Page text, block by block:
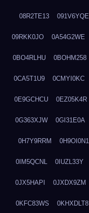
08R2TE13 091V6YQE
09RKK0JO 0A54G2WE
0BO4RLHU 0BOHM258
0CA5T1U9 0CMYI0KC
0E9GCHCU 0EZ05K4R
0G363XJW 0GI31E0A
0H7Y9RRM 0H9OI0N1
0IM5QCNL 0IUZL33Y
0JX5HAPI 0JXDX9ZM
0KFC83WS 0KHXDLT8